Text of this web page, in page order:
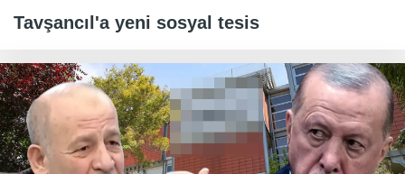
Tavşancıl'a yeni sosyal tesis